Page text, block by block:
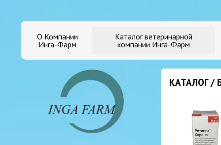
О Компании
Инга-Фарм
Каталог ветеринарной
компании Инга-Фарм
КАТАЛОГ /